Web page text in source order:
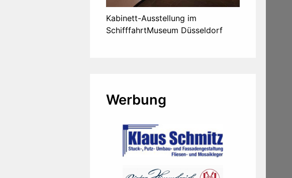
Kabinett-Ausstellung im
SchifffahrtMuseum Düsseldorf
Werbung